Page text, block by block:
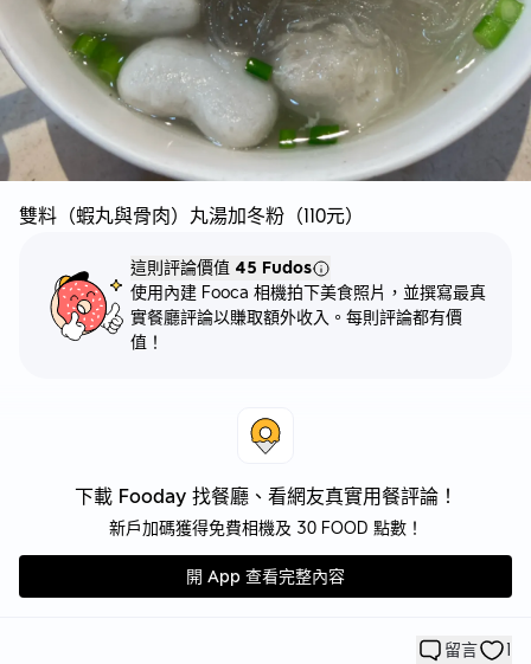
雙料（蝦丸與骨肉）丸湯加冬粉（110元）
這則評論價值 45 Fudos
使用內建 Fooca 相機拍下美食照片，並撰寫最真
實餐廳評論以賺取額外收入。每則評論都有價
值！
下載 Fooday 找餐廳、看網友真實用餐評論！
新戶加碼獲得免費相機及 30 FOOD 點數！
開 App 查看完整內容
留言 1